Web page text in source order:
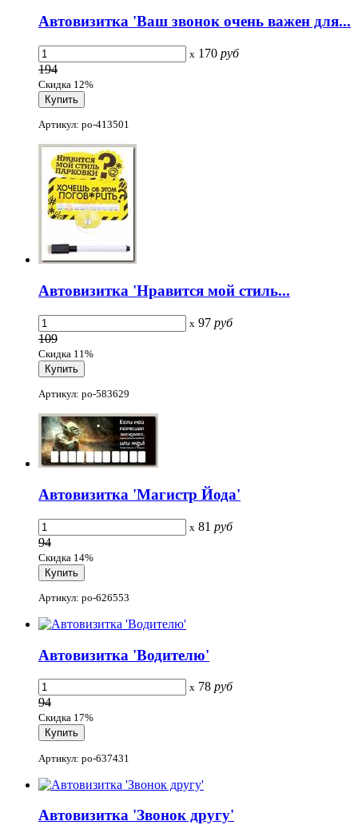
Автовизитка 'Ваш звонок очень важен для...
x 170 руб
194
Скидка 12%
Артикул: po-413501
Автовизитка 'Нравится мой стиль...
x 97 руб
109
Скидка 11%
Артикул: po-583629
Автовизитка 'Магистр Йода'
x 81 руб
94
Скидка 14%
Артикул: po-626553
Автовизитка 'Водителю'
x 78 руб
94
Скидка 17%
Артикул: po-637431
Автовизитка 'Звонок другу'